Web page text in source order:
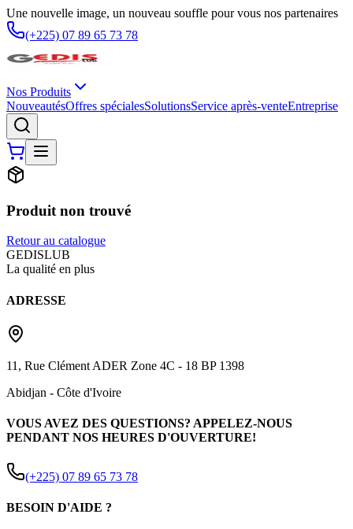
Une nouvelle image, un nouveau souffle pour vous nos partenaires
(+225) 07 89 65 73 78
Nos Produits
NouveautésOffres spécialesSolutionsService après-venteEntreprise
Produit non trouvé
Retour au catalogue
GEDISLUB
La qualité en plus
ADRESSE
11, Rue Clément ADER Zone 4C - 18 BP 1398
Abidjan - Côte d'Ivoire
VOUS AVEZ DES QUESTIONS? APPELEZ-NOUS
PENDANT NOS HEURES D'OUVERTURE!
(+225) 07 89 65 73 78
BESOIN D'AIDE ?